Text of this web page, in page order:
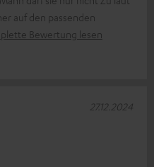
auf den passenden
Bewertung lesen
27.12.2024